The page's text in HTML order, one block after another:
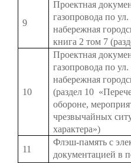
9
Проектная
газопровода по
набережная
книга 2 том 7
10
Проектная
газопровода по
набережная
(раздел 10
обороне,
чрезвычайных
характера»)
11
Флэш-память с
документацией в